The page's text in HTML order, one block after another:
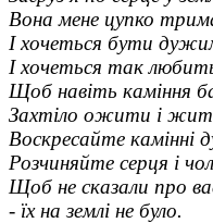
Вона мене цупко
І хочеться бути
І хочеться так
Щоб навіть каміння
Захтіло ожити і
Воскресайте камінні
Розчиняйте серця і
Щоб не сказали про
- їх на землі не було.